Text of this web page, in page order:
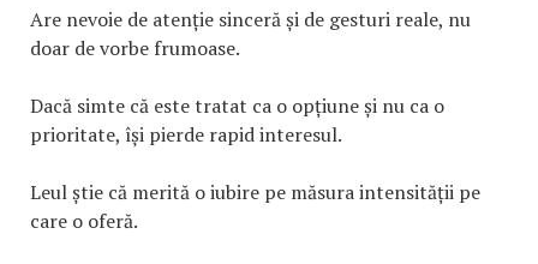
Are nevoie de atenție sinceră și de gesturi reale, nu
doar de vorbe frumoase.
Dacă simte că este tratat ca o opțiune și nu ca o
prioritate, își pierde rapid interesul.
Leul știe că merită o iubire pe măsura intensității pe
care o oferă.